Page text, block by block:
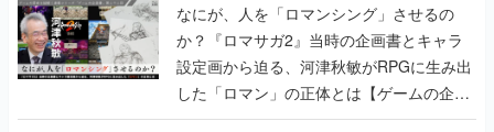
なにが、人を「ロマンシング」させるの
か？『ロマサガ2』当時の企画書とキャラ
設定画から迫る、河津秋敏がRPGに生み出
した「ロマン」の正体とは【ゲームの企画
書】